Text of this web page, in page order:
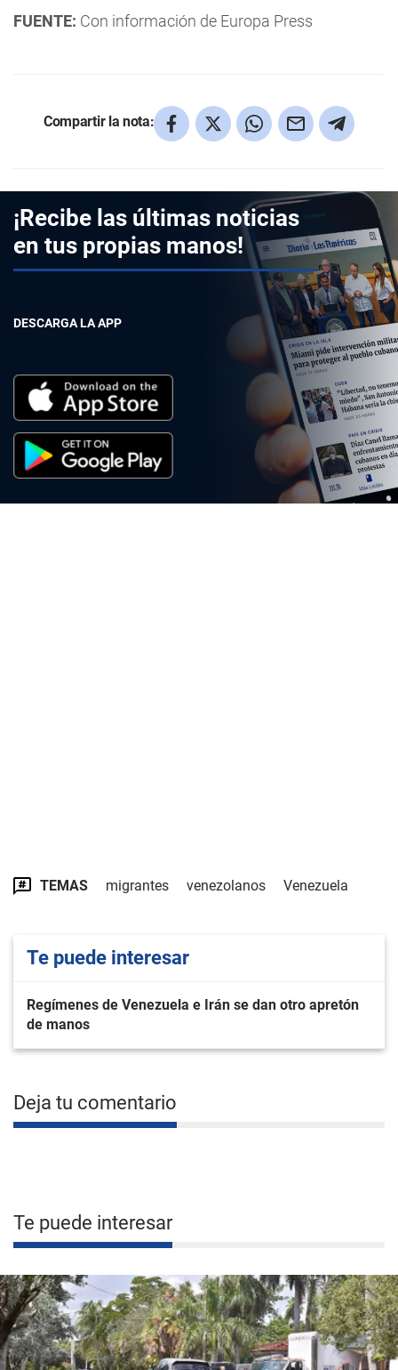
FUENTE: Con información de Europa Press
Compartir la nota:
¡Recibe las últimas noticias
en tus propias manos!
DESCARGA LA APP
TEMAS migrantes venezolanos Venezuela
Te puede interesar
Regímenes de Venezuela e Irán se dan otro apretón
de manos
Deja tu comentario
Te puede interesar